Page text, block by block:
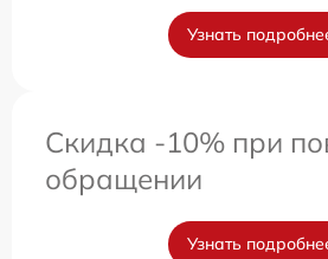
Узнать
Скидка -10% при
обращении
Узнать